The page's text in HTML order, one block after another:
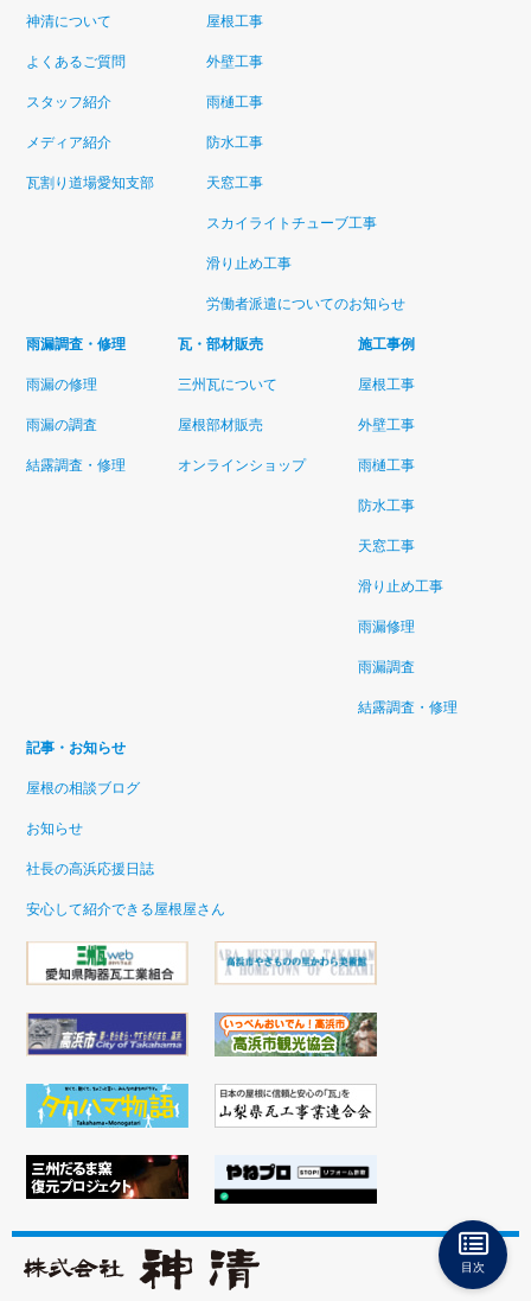
神清について
よくあるご質問
スタッフ紹介
メディア紹介
瓦割り道場愛知支部
屋根工事
外壁工事
雨樋工事
防水工事
天窓工事
スカイライトチューブ工事
滑り止め工事
労働者派遣についてのお知らせ
雨漏調査・修理
雨漏の修理
雨漏の調査
結露調査・修理
瓦・部材販売
三州瓦について
屋根部材販売
オンラインショップ
施工事例
屋根工事
外壁工事
雨樋工事
防水工事
天窓工事
滑り止め工事
雨漏修理
雨漏調査
結露調査・修理
記事・お知らせ
屋根の相談ブログ
お知らせ
社長の高浜応援日誌
安心して紹介できる屋根屋さん
目次